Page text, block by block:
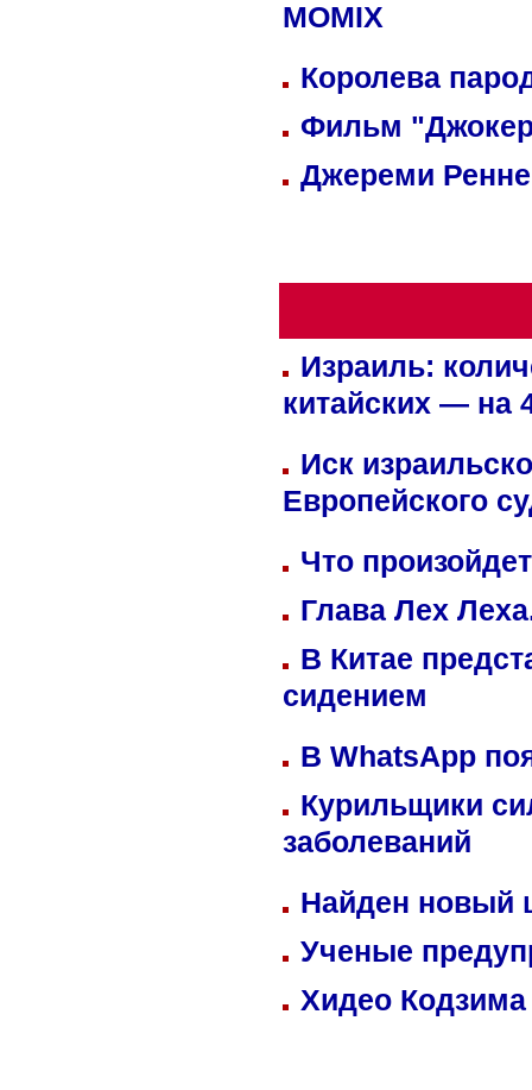
MOMIX
Королева
Фильм
Джереми
Израиль:
китайских — на
Иск
Европейского
Что
Глава Лех
В Китае
сидением
В WhatsApp
Курильщики
заболеваний
Найден
Ученые
Хидео